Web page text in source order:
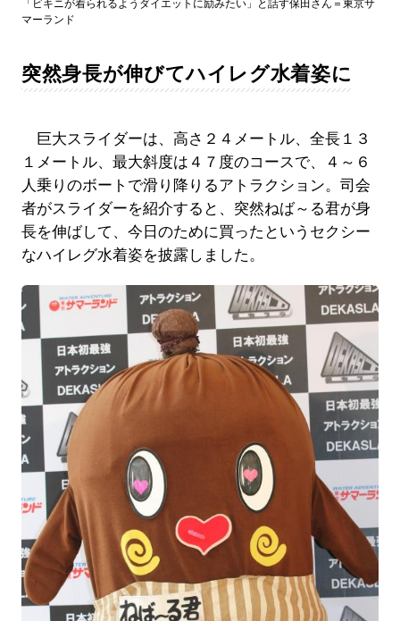
「ビキニが着られるようダイエットに励みたい」と話す保田さん＝東京サ
マーランド
突然身長が伸びてハイレグ水着姿に
巨大スライダーは、高さ２４メートル、全長１３
１メートル、最大斜度は４７度のコースで、４～６
人乗りのボートで滑り降りるアトラクション。司会
者がスライダーを紹介すると、突然ねば～る君が身
長を伸ばして、今日のために買ったというセクシー
なハイレグ水着姿を披露しました。